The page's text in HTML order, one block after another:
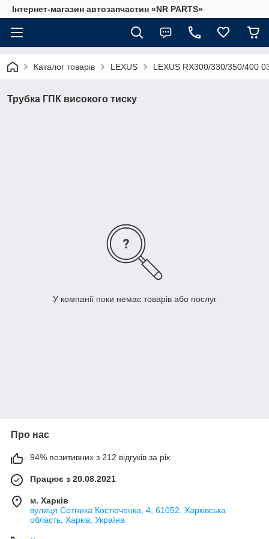
Інтернет-магазин автозапчастин «NR PARTS»
Каталог товарів LEXUS LEXUS RX300/330/350/400
Трубка ГПК високого тиску
У компанії поки немає товарів або послуг
Про нас
94% позитивних з 212 відгуків за рік
Працює з 20.08.2021
м. Харків
вулиця Сотника Костюченка, 4, 61052, Харківська
область, Харків, Україна